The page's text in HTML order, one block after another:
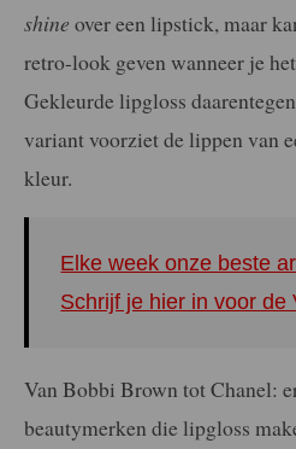
shine over een lipstick, maar
retro-look geven wanneer je
Gekleurde lipgloss
variant voorziet de lippen van
kleur.
Elke week onze beste
Schrijf je hier in voor de
Van Bobbi Brown tot Chanel:
beautymerken die lipgloss